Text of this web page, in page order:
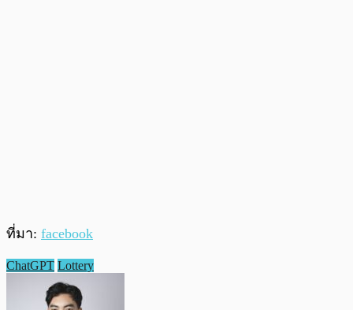
ที่มา: facebook
ChatGPT Lottery